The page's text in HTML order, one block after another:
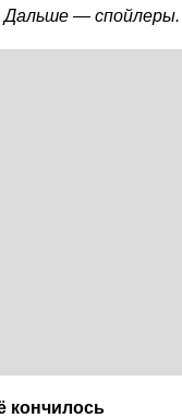
Дальше — спойлеры.
кончилось